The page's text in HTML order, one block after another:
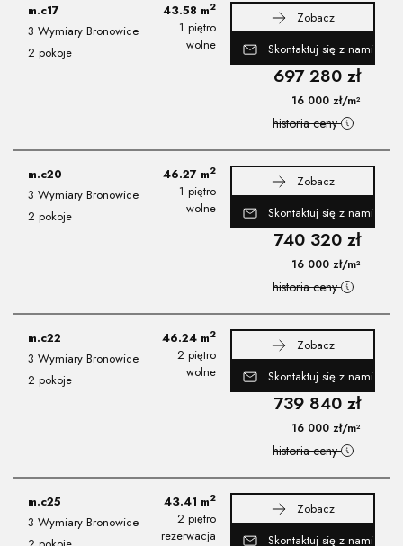
m.c17
3 Wymiary Bronowice
2 pokoje
43.58 m2
1 piętro
wolne
Zobacz
Skontaktuj się z nami
697 280 zł
16 000 zł/m²
historia ceny
m.c20
3 Wymiary Bronowice
2 pokoje
46.27 m2
1 piętro
wolne
Zobacz
Skontaktuj się z nami
740 320 zł
16 000 zł/m²
historia ceny
m.c22
3 Wymiary Bronowice
2 pokoje
46.24 m2
2 piętro
wolne
Zobacz
Skontaktuj się z nami
739 840 zł
16 000 zł/m²
historia ceny
m.c25
3 Wymiary Bronowice
43.41 m2
2 piętro
rezerwacja
Zobacz
Skontaktuj się z nami